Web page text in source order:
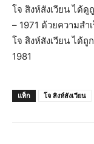
โจ สิงห์สังเวียน ได้
– 1971 ด้วยความส
โจ สิงห์สังเวียน ได้
1981
แท็ก โจ สิงห์สังเวียน